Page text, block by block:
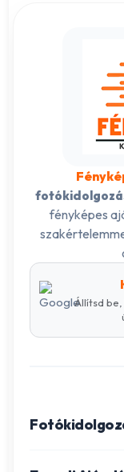
fényképes
Állítsd